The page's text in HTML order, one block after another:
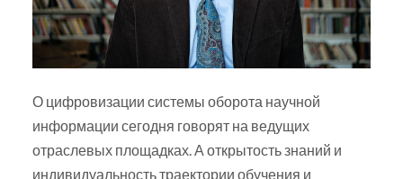
О цифровизации системы оборота научной
информации сегодня говорят на ведущих
отраслевых площадках. А открытость знаний и
индивидуальность траектории обучения и